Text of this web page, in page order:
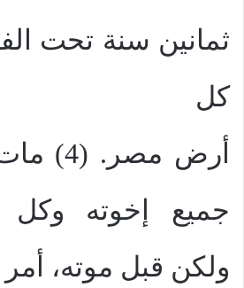
ثمانين سنة تحت
كل
أرض
جميع إخوته وكل
ولكن قبل موته،